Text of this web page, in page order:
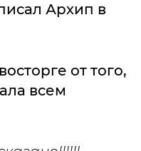
Архип в
от того,
всем